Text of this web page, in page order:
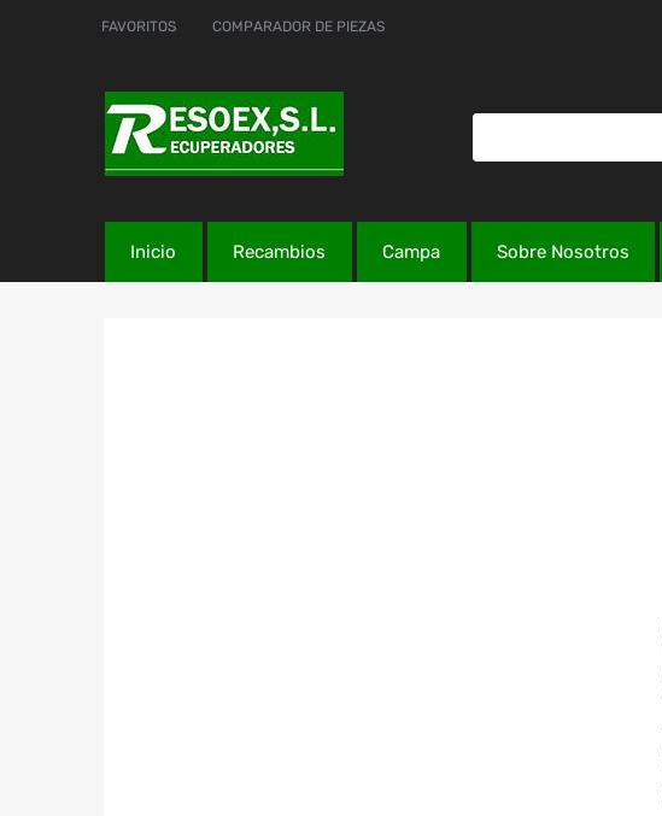
FAVORITOS COMPARADOR DE PIEZAS
Inicio Recambios Campa Sobre Nosotros